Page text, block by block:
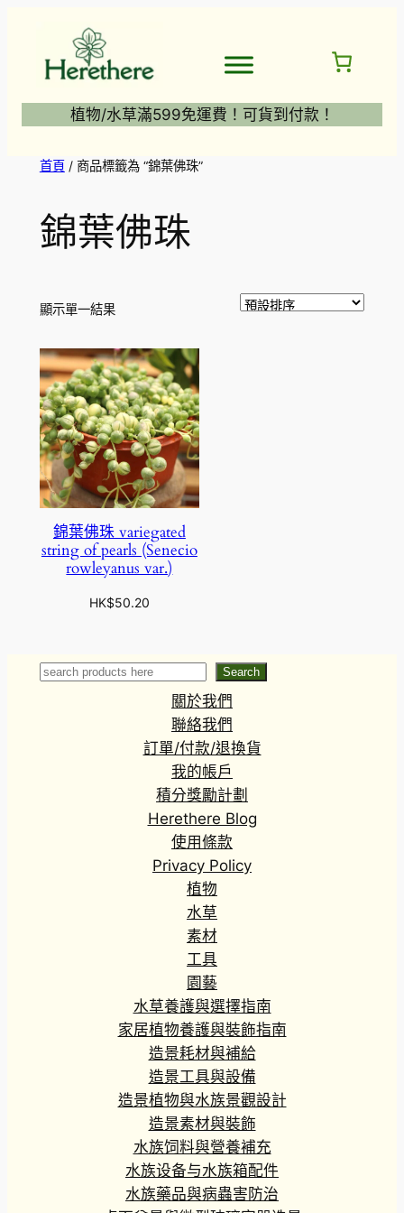
植物/水草滿599免運費！可貨到付款！
首頁/ 商品標籤為 “錦葉佛珠”
錦葉佛珠
顯示單一結果
錦葉佛珠 variegated
string of pearls (Senecio
rowleyanus var.)
HK$50.20
Search Search
關於我們
聯絡我們
訂單/付款/退換貨
我的帳戶
積分獎勵計劃
Herethere Blog
使用條款
Privacy Policy
植物
水草
素材
工具
園藝
水草養護與選擇指南
家居植物養護與裝飾指南
造景耗材與補給
造景工具與設備
造景植物與水族景觀設計
造景素材與裝飾
水族饲料與營養補充
水族设备与水族箱配件
水族藥品與病蟲害防治